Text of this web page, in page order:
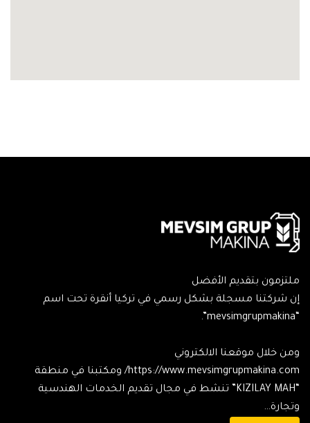
ملتزمون بتقديم الأفضل
إن شركتنا مسجلة بشكل رسمي في تركيا أنقرة تحت اسم
ومن خلال موقعنا الالكتروني
https://www.mevsimgrupmakina.com/ ومكتبنا في منطقة
“KIZILAY MAH” تنشط في مجال تقديم الخدمات الهندسية
وتجارة…